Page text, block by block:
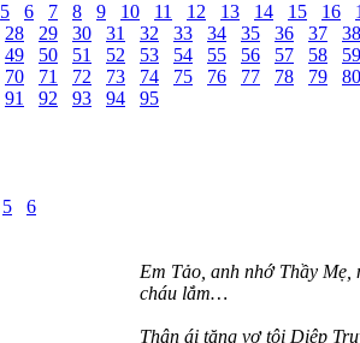
5 6 7 8 9 10 11 12 13 14 15 16
28 29 30 31 32 33 34 35 36 37
38
49 50 51 52 53 54 55 56 57 58
59
70 71 72 73 74 75 76 77 78 79
80
91 92 93 94
95
5 6
Em Tảo, anh nhớ Thầy Mẹ,
cháu lắm…
Thân ái tặng vợ tôi Diệp